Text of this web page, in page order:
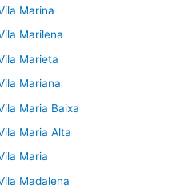
Marina
Marilena
Marieta
Mariana
Maria Baixa
Maria Alta
Maria
Madalena